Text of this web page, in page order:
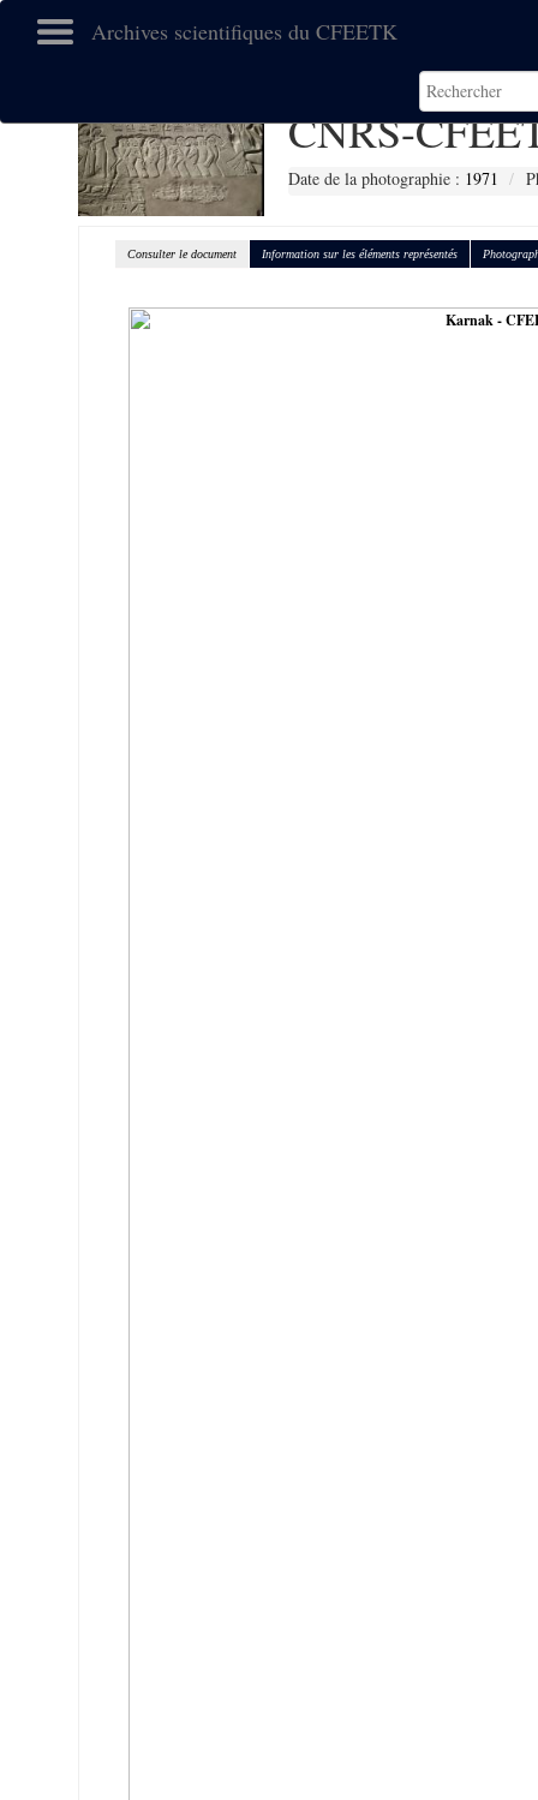
Archives scientifiques du CFEETK
CNRS-
Date de la photographie : 1971
Consulter le document Information sur les éléments représentés